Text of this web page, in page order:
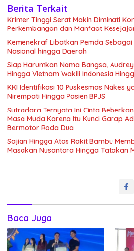
Berita Terkait
Krimer Tinggi Serat Makin Diminati
Perkembangan dan Manfaat
Kemenekraf Libatkan Pemda Sebagai
Nasional hingga Daerah
Siap Harumkan Nama Bangsa,
Hingga Vietnam Wakili Indonesia
KKI Identifikasi 10 Puskesmas Nakes
Nirempati Hingga Pasien BPJS
Sutradara Ternyata Ini Cinta
Masa Muda Karena Itu Kunci Garap
Bermotor Roda Dua
Sajian Hingga Atas Rakit Bambu
Masakan Nusantara Hingga Tatakan
Baca Juga